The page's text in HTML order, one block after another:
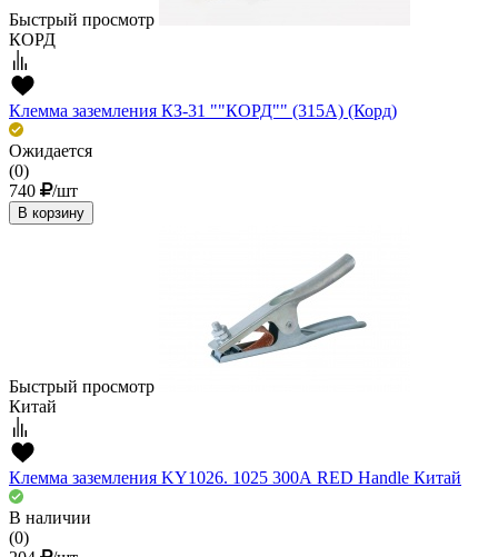
Быстрый просмотр
КОРД
Клемма заземления КЗ-31 ""КОРД"" (315А) (Корд)
Ожидается
(0)
740
/шт
В корзину
Быстрый просмотр
Китай
Клемма заземления KY1026. 1025 300А RED Handle Китай
В наличии
(0)